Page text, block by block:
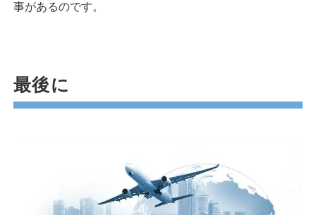
事があるのです。
最後に